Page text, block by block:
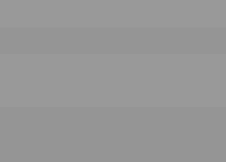
und deren